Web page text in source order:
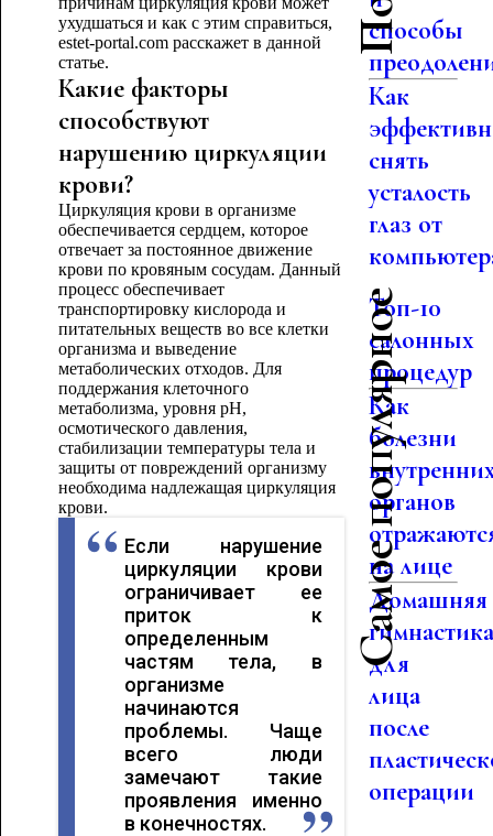
ухудшаться и как с этим справиться,
estet-portal.com расскажет в данной
статье.
Какие факторы
способствуют
нарушению циркуляции
крови?
Циркуляция крови в организме
обеспечивается сердцем, которое
отвечает за постоянное движение
крови по кровяным сосудам. Данный
процесс обеспечивает
транспортировку кислорода и
питательных веществ во все клетки
организма и выведение
метаболических отходов. Для
поддержания клеточного
метаболизма, уровня рН,
осмотического давления,
стабилизации температуры тела и
защиты от повреждений организму
необходима надлежащая циркуляция
крови.
Если нарушение
циркуляции крови
ограничивает ее
приток к
определенным
частям тела, в
организме
начинаются
проблемы. Чаще
всего люди
замечают такие
проявления именно
в конечностях.
способы
Как
снять
усталость
глаз от
Самое популярное
Топ-10
салонных
процедур
Как
болезни
органов
на лице
Домашняя
для
лица
после
операции